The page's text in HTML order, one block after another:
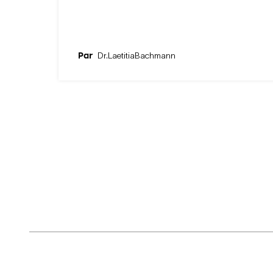
Par Dr.LaetitiaBachmann